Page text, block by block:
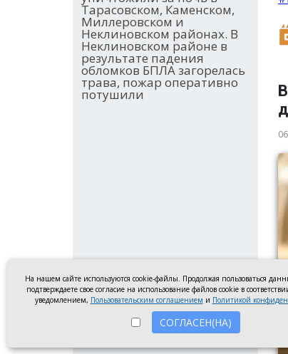
Тарасовском, Каменском,
Миллеровском и
Неклиновском районах. В
Неклиновском районе в
результате падения
обломков БПЛА загорелась
трава, пожар оперативно
потушили
На нашем сайте используются cookie-файлы. Продолжая пользоваться
подтверждаете свое согласие на использование файлов cookie в
уведомлением, Пользовательским соглашением и Политикой
СОГЛАСЕН(НА)